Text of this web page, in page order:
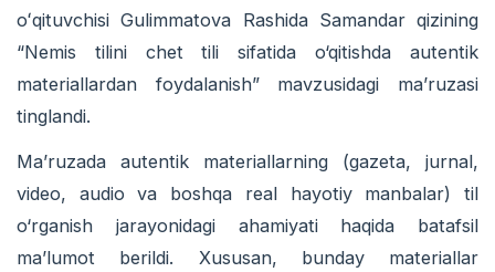
oʻqituvchisi Gulimmatova Rashida Samandar qizining
“Nemis tilini chet tili sifatida o‘qitishda autentik
materiallardan foydalanish” mavzusidagi ma’ruzasi
tinglandi.
Ma’ruzada autentik materiallarning (gazeta, jurnal,
video, audio va boshqa real hayotiy manbalar) til
o‘rganish jarayonidagi ahamiyati haqida batafsil
ma’lumot berildi. Xususan, bunday materiallar